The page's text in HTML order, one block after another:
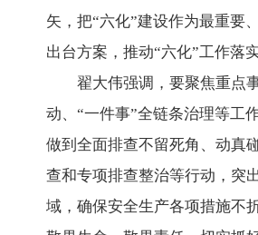
矢，把“六化”建设作为最重要
出台方案，推动“六化”工作落
翟大伟强调，要聚焦重点
动、“一件事”全链条治理等工
做到全面排查不留死角、动真
查和专项排查整治等行动，突
域，确保安全生产各项措施不